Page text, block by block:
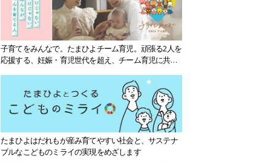
子育てをみんなで。たまひよチーム育児。頑張る2人を
応援する、妊娠・育児世代を超え、チーム育児に共感
たまひよはだれもが産み育てやすい社会と、サステナ
ブルなこどものミライの実現をめざします